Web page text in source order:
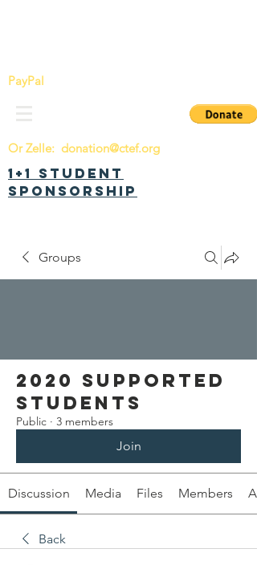
PayPal
Or Zelle: donation@ctef.org
1+1 Student
Sponsorship
Groups
2020 Supported
students
Public · 3 members
Join
Discussion Media Files Members
Back